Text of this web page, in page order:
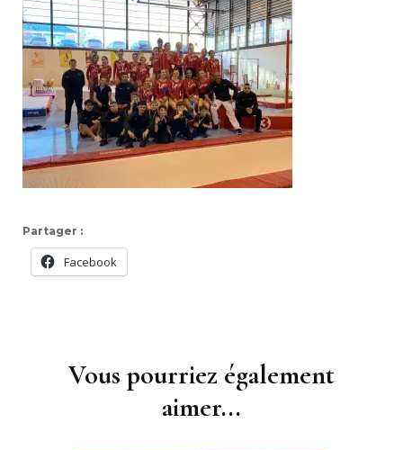
Partager :
Facebook
Vous pourriez également
aimer...